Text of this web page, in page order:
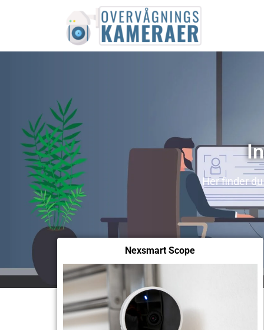
Her finder
Nexsmart Scope